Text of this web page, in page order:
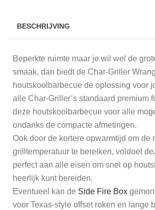
BESCHRIJVING
Beperkte ruimte maar je wil wel de
smaak, dan biedt de Char-Griller
houtskoolbarbecue de oplossing voor
alle Char-Griller’s standaard premium
deze houtskoolbarbecue voor alle
ondanks de compacte afmetingen.
Ook door de kortere opwarmtijd om de
grilltemperatuur te bereiken, voldoet
perfect aan alle eisen om snel op
heerlijk kunt bereiden.
Eventueel kan de Side Fire Box
voor Texas-style offset roken en lange